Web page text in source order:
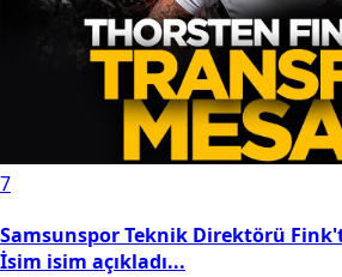
7
Samsunspor Teknik Direktörü
İsim isim açıkladı...